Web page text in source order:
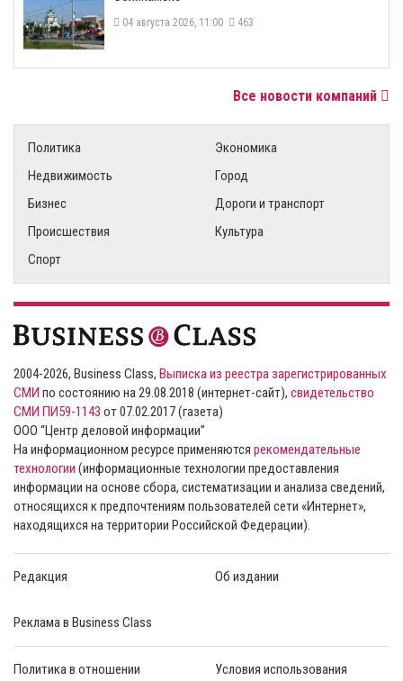
04 августа 2026, 11:00 463
Все новости компаний
Политика
Экономика
Недвижимость
Город
Бизнес
Дороги и транспорт
Происшествия
Культура
Спорт
2004-2026, Business Class, Выписка из реестра зарегистрированных
СМИ по состоянию на 29.08.2018 (интернет-сайт), свидетельство
СМИ ПИ59-1143 от 07.02.2017 (газета)
ООО “Центр деловой информации”
На информационном ресурсе применяются рекомендательные
технологии (информационные технологии предоставления
информации на основе сбора, систематизации и анализа сведений,
относящихся к предпочтениям пользователей сети «Интернет»,
находящихся на территории Российской Федерации).
Редакция Об издании
Реклама в Business Class
Политика в отношении
Условия использования